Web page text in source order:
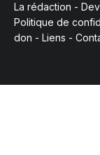
La rédaction -
Politique de
don - Liens -